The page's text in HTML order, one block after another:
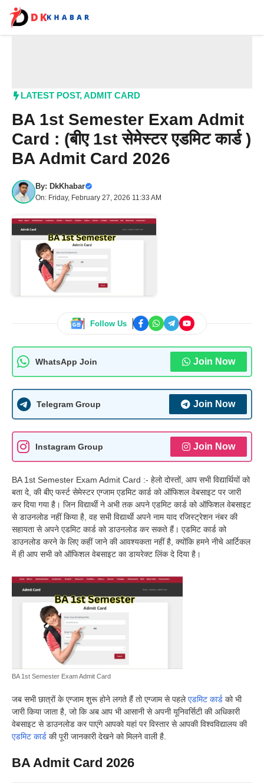
content
LATEST POST,ADMIT CARD
BA 1st Semester Exam Admit
Card : (बीए 1st सेमेस्टर एडमिट कार्ड )
BA Admit Card 2026
By: DkKhabar
On: Friday, February 27, 2026 11:33 AM
Follow Us
WhatsApp Join Join Now
Telegram Group Join Now
Instagram Group Join Now
BA 1st Semester Exam Admit Card :- हेलो दोस्तों, आप सभी विद्यार्थियों को
बता दे, की बीए फर्स्ट सेमेस्टर एग्जाम एडमिट कार्ड को ऑफिशल वेबसाइट पर जारी
कर दिया गया है। जिन विद्यार्थी ने अभी तक अपने एडमिट कार्ड को ऑफिशल वेबसाइट
से डाउनलोड नहीं किया है, वह सभी विद्यार्थी अपने नाम याद रजिस्ट्रेशन नंबर की
सहायता से अपने एडमिट कार्ड को डाउनलोड कर सकते हैं। एडमिट कार्ड को
डाउनलोड करने के लिए कहीं जाने की आवश्यकता नहीं है, क्योंकि हमने नीचे आर्टिकल
में ही आप सभी को ऑफिशल वेबसाइट का डायरेक्ट लिंक दे दिया है।
BA 1st Semester Exam Admit Card
जब सभी छात्रों के एग्जाम शुरू होने लगते हैं तो एग्जाम से पहलेएडमिट कार्ड को भी
जारी किया जाता है, जो कि अब आप भी आसानी से अपनी यूनिवर्सिटी की अधिकारी
वेबसाइट से डाउनलोड कर पाएंगे आपको यहां पर विस्तार से आपकी विश्वविद्यालय की
एडमिट कार्ड की पूरी जानकारी देखने को मिलने वाली है.
BA Admit Card 2026